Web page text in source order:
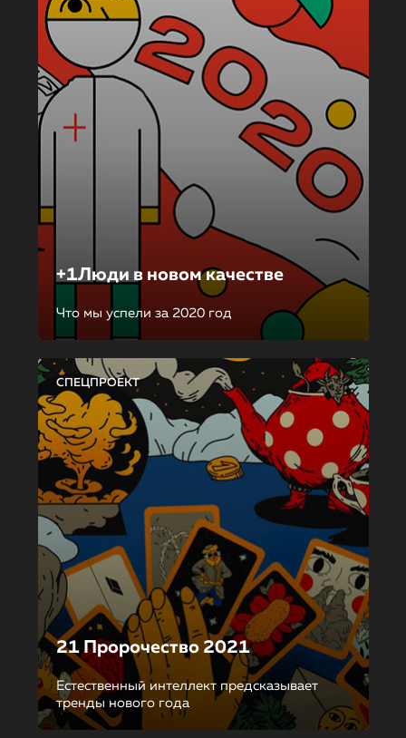
+1Люди в новом качестве
Что мы успели за 2020 год
СПЕЦПРОЕКТ
21 Пророчество 2021
Естественный интеллект предсказывает
тренды нового года